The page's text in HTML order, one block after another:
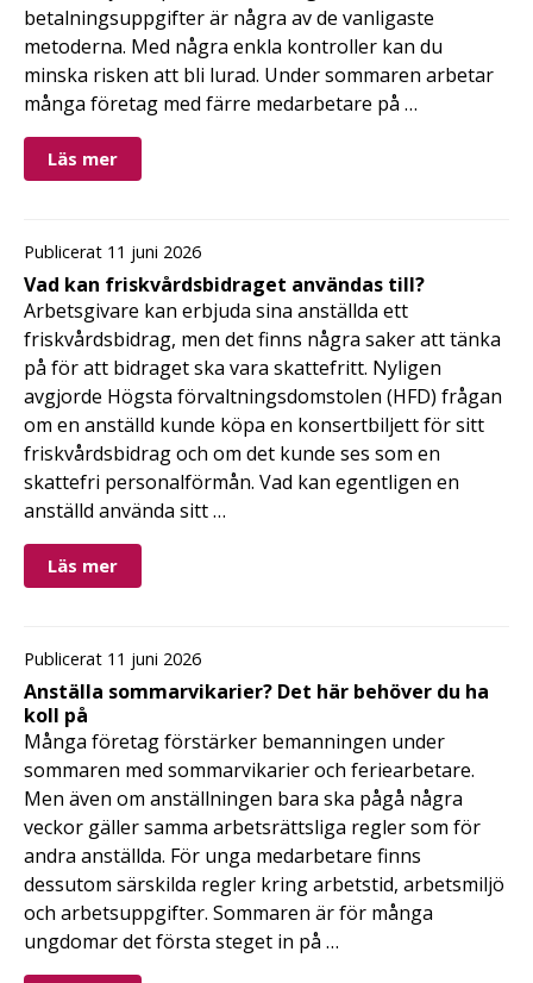
betalningsuppgifter är några av de vanligaste
metoderna. Med några enkla kontroller kan du
minska risken att bli lurad. Under sommaren arbetar
många företag med färre medarbetare på …
Läs mer
Publicerat 11 juni 2026
Vad kan friskvårdsbidraget användas till?
Arbetsgivare kan erbjuda sina anställda ett
friskvårdsbidrag, men det finns några saker att tänka
på för att bidraget ska vara skattefritt. Nyligen
avgjorde Högsta förvaltningsdomstolen (HFD) frågan
om en anställd kunde köpa en konsertbiljett för sitt
friskvårdsbidrag och om det kunde ses som en
skattefri personalförmån. Vad kan egentligen en
anställd använda sitt …
Läs mer
Publicerat 11 juni 2026
Anställa sommarvikarier? Det här behöver du ha
koll på
Många företag förstärker bemanningen under
sommaren med sommarvikarier och feriearbetare.
Men även om anställningen bara ska pågå några
veckor gäller samma arbetsrättsliga regler som för
andra anställda. För unga medarbetare finns
dessutom särskilda regler kring arbetstid, arbetsmiljö
och arbetsuppgifter. Sommaren är för många
ungdomar det första steget in på …